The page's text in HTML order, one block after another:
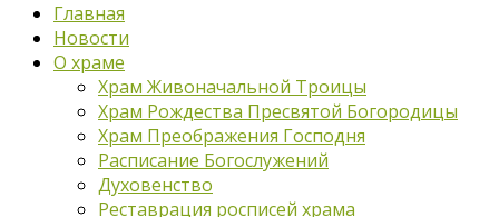
Главная
Новости
О храме
Храм Живоначальной Троицы
Храм Рождества Пресвятой Богородицы
Храм Преображения Господня
Расписание Богослужений
Духовенство
Реставрация росписей храма